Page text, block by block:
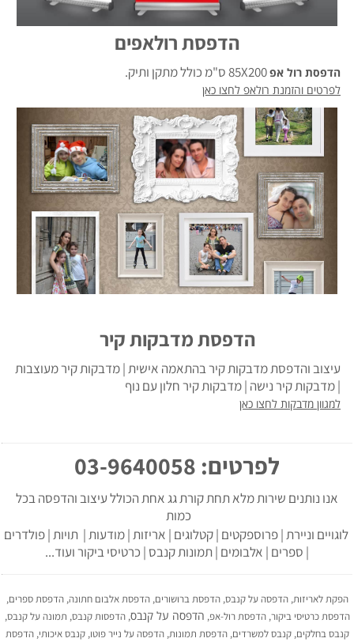
הדפסת רולאפים
הדפסת רול אפ85X200 ס"מ כולל מתקן ותיק.
לפרטים והזמנת רולאפ לחצו כאן
הדפסת מדבקות קיר
עיצוב והדפסת מדבקות קיר בהתאמה אישית | מדבקות קיר מעוצבות
| מדבקות קיר נישה | מדבקות קיר חלון עם נוף
למגוון מדבקות לחצו כאן
לפרטים: 03-9640058
אנו נותנים שירות מלא תחת קורת גג אחת הכולל עיצוב והדפסה בכל
כמות
לוגויים וניירת | פרוספקטים | קטלוגים | אריזות | מודעות | תויות | פולדרים
| ספרים | אלבומים | תמונות קנבס | כרטיסי ביקור ועוד...
הפקת לאריזות, הדפסה על קנבס, הדפסת ברושורים, הדפסת אלבום חתונה, הדפסת ספרים,
הדפסת כרטיסי ביקור, הדפסת רול-אפ, הדפסה על קנבס, הדפסות קנבס, תמונה על קנבס,
קנבס בחלקים, קנבס למשרדים, הדפסת תמונות, הדפסה על נייר פוטו, קנבס איכותי, הדפסת